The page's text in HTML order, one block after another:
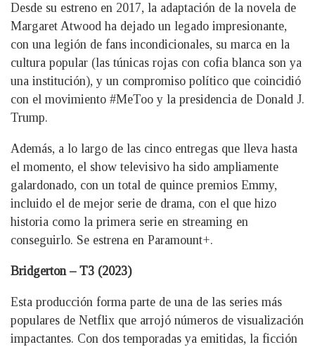
Desde su estreno en 2017, la adaptación de la novela de
Margaret Atwood ha dejado un legado impresionante,
con una legión de fans incondicionales, su marca en la
cultura popular (las túnicas rojas con cofia blanca son ya
una institución), y un compromiso político que coincidió
con el movimiento #MeToo y la presidencia de Donald J.
Trump.
Además, a lo largo de las cinco entregas que lleva hasta
el momento, el show televisivo ha sido ampliamente
galardonado, con un total de quince premios Emmy,
incluido el de mejor serie de drama, con el que hizo
historia como la primera serie en streaming en
conseguirlo. Se estrena en Paramount+.
Bridgerton – T3 (2023)
Esta producción forma parte de una de las series más
populares de Netflix que arrojó números de visualización
impactantes. Con dos temporadas ya emitidas, la ficción